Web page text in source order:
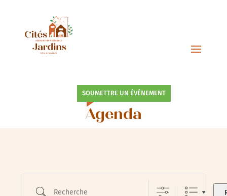
SOUMETTRE UN ÉVÉNEMENT
Agenda